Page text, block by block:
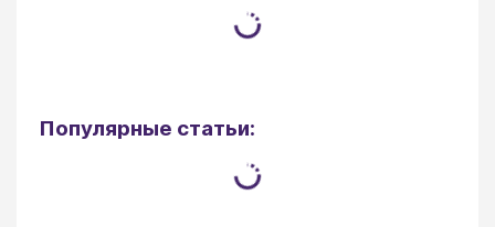
Популярные статьи: